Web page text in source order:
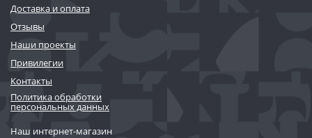
Доставка и оплата
Отзывы
Наши проекты
Привилегии
Контакты
Политика обработки
персональных данных
Наш интернет-магазин